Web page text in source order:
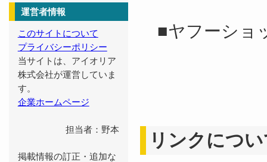
■ヤフーショ
リンクにつ
運営者情報
このサイトについて
プライバシーポリシー
当サイトは、アイオリア
株式会社が運営していま
す。
企業ホームページ
担当者：野本
掲載情報の訂正・追加な